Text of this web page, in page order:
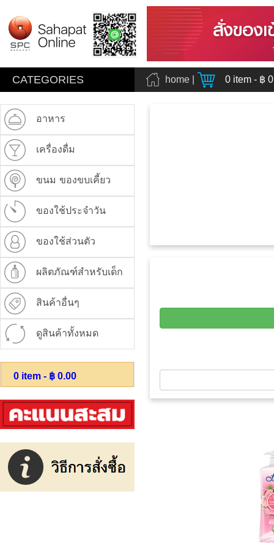
CATEGORIES home 0 item - ฿
อาหาร
เครื่องดื่ม
ขนม ของขบเคี้ยว
ของใช้ประจำวัน
ของใช้ส่วนตัว
ผลิตภัณฑ์สำหรับเด็ก
สินค้าอื่นๆ
ดูสินค้าทั้งหมด
0 item - ฿ 0.00